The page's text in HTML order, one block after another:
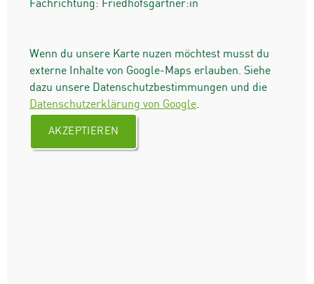
Fachrichtung: Friedhofsgärtner:in
Wenn du unsere Karte nuzen möchtest musst du
externe Inhalte von Google-Maps erlauben. Siehe
dazu unsere Datenschutzbestimmungen und die
Datenschutzerklärung von Google.
AKZEPTIEREN